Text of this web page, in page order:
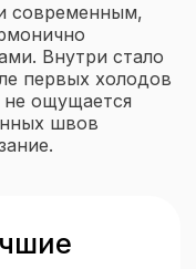
современным,
Внутри стало
первых холодов
ощущается
швов